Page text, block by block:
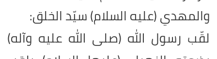
والمهدي (عليه السلام) سيّد الخلق:
لقّب رسول الله (صلى الله عليه وآله)